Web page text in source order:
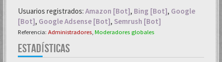
Usuarios registrados: Amazon [Bot], Bing [Bot], Google
[Bot], Google Adsense [Bot], Semrush [Bot]
Referencia: Administradores Moderadores globales
ESTADÍSTICAS